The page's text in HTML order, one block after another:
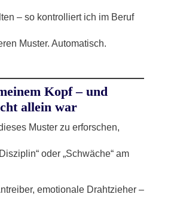
– so kontrolliert ich im Beruf
Muster. Automatisch.
Kopf – und
allein war
Muster zu erforschen,
oder „Schwäche“ am
emotionale Drahtzieher –